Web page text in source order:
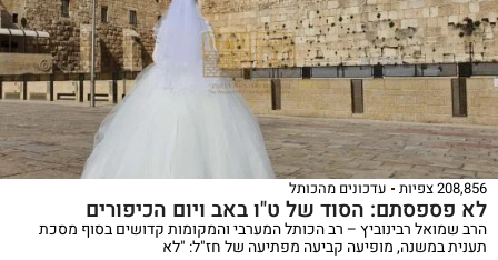
208,856 צפיות עדכונים מהכותל
לא פספסתם: הסוד של ט"ו באב ויום הכיפורים
הרב שמואל רבינוביץ – רב הכותל המערבי והמקומות קדושים בסוף מסכת
תענית במשנה, מופיעה קביעה מפתיעה של חז"ל: "לא